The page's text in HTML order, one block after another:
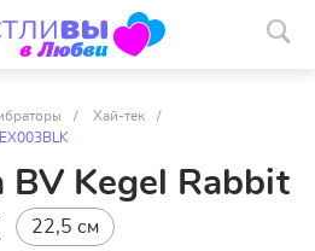
/ Хай-тек
/
BV Kegel Rabbit
22,5 см